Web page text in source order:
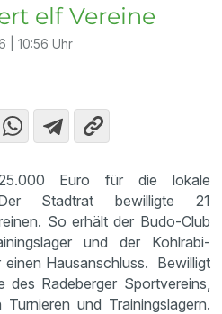
elf Vereine
| 10:56 Uhr
Euro für die lokale
Stadtrat bewilligte 21
So erhält der Budo-Club
und der Kohlrabi-
Hausanschluss. Bewilligt
Radeberger Sportvereins,
und Trainingslagern.